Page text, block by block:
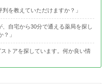
を教えていただけますか？」
自宅から30分で通える薬局を探し
」
トアを探しています。何か良い情